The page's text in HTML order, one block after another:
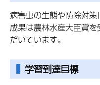
病害虫の生態や防除対
成果は農林水産大臣賞
だいています。
学習到達目標